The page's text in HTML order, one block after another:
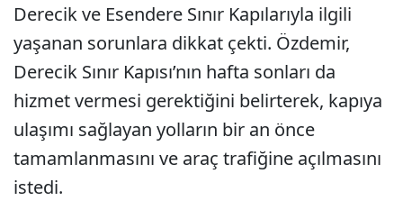
Derecik ve Esendere Sınır Kapılarıyla ilgili
yaşanan sorunlara dikkat çekti. Özdemir,
Derecik Sınır Kapısı’nın hafta sonları da
hizmet vermesi gerektiğini belirterek, kapıya
ulaşımı sağlayan yolların bir an önce
tamamlanmasını ve araç trafiğine açılmasını
istedi.